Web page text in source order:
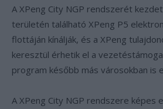
A XPeng City NGP rendszerét
területén található XPeng P5
flottáján kínálják, és a XPeng
keresztül érhetik el a
program később más városokban is
A XPeng City NGP rendszere képes